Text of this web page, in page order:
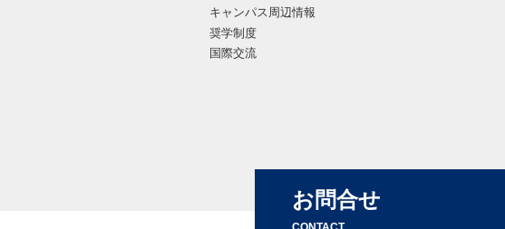
キャンパス周辺情報
奨学制度
国際交流
お問合せ